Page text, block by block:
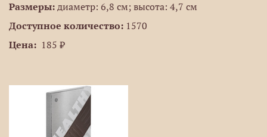
Размеры: диаметр: 6,8 см; высота: 4,7 см
Доступное количество: 1570
Цена: 185 ₽